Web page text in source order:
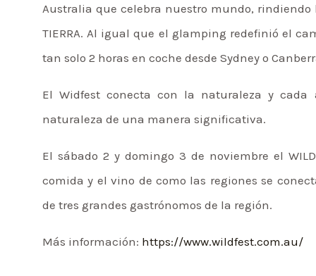
Australia que celebra nuestro mundo, rindiendo
TIERRA. Al igual que el glamping redefinió el
tan solo 2 horas en coche desde Sydney o
El Widfest conecta con la naturaleza y
naturaleza de una manera significativa.
El sábado 2 y domingo 3 de noviembre el
comida y el vino de como las regiones se
de tres grandes gastrónomos de la región.
Más información: https://www.wildfest.com.au/